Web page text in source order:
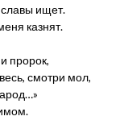
ищет.
казнят.
пророк,
смотри мол,